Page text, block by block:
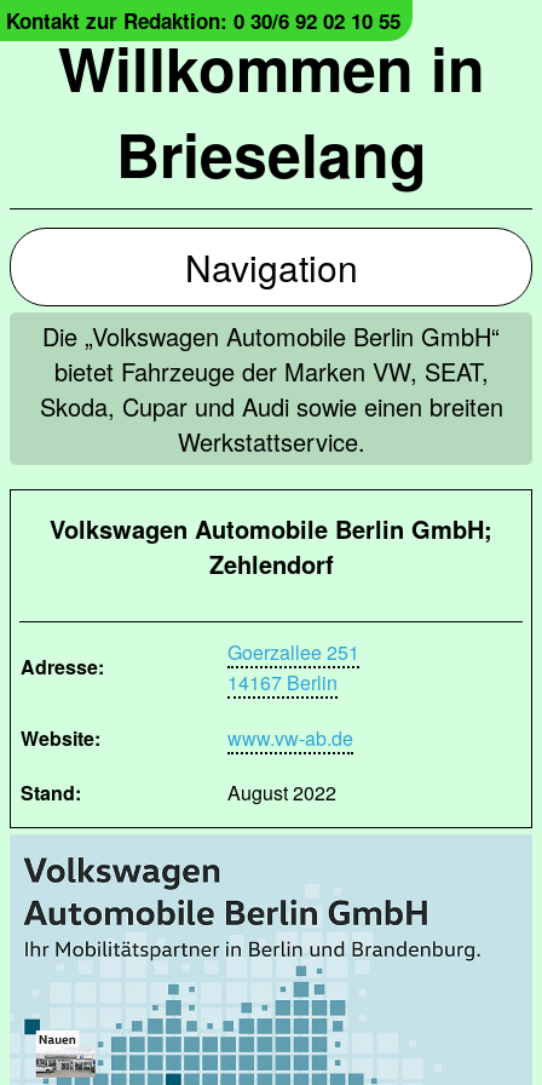
Willkommen in
Brieselang
Kontakt zur Redaktion: 0 30/6 92 02 10 55
Navigation
Die „Volkswagen Automobile Berlin GmbH“
bietet Fahrzeuge der Marken VW, SEAT,
Skoda, Cupar und Audi sowie einen breiten
Werkstattservice.
Volkswagen Automobile Berlin GmbH;
Zehlendorf
Adresse:
Goerzallee 251
14167 Berlin
Website:
www.vw-ab.de
Stand:
August 2022